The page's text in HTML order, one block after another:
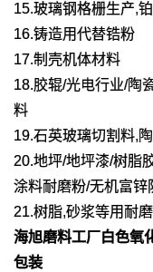
15.玻璃钢格栅生产,
16.铸造用代替锆粉
17.制壳机体材料
18.胶辊/光电行业/陶
料
19.石英玻璃切割料,
20.地坪/地坪漆/树脂
涂料耐磨粉/无机富锌
21.树脂,砂浆等用耐
海旭磨料工厂白色氧
包装